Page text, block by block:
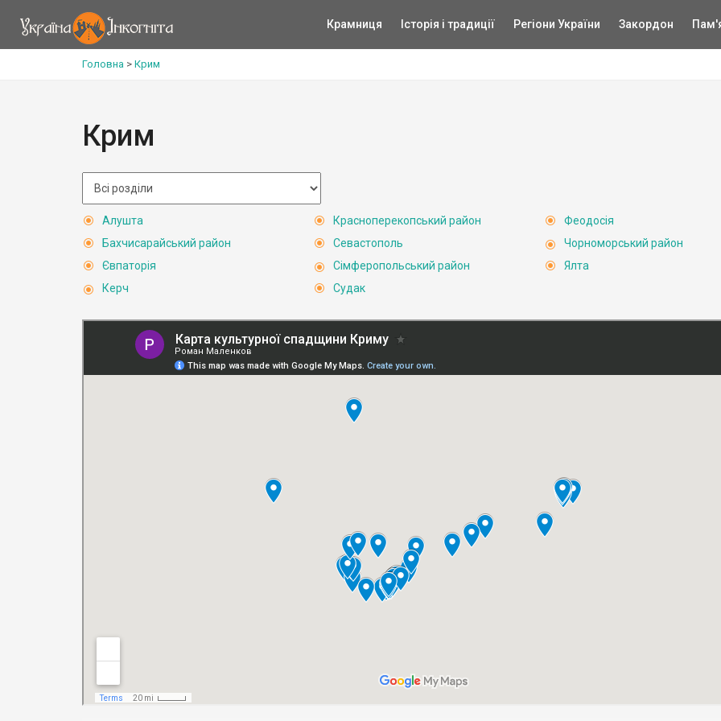
Крамниця Історія і традиції Регіони України Закордон
Головна > Крим
Крим
Алушта
Бахчисарайський район
Євпаторія
Керч
Красноперекопський район
Севастополь
Сімферопольський район
Судак
Феодосія
Чорноморський район
Ялта